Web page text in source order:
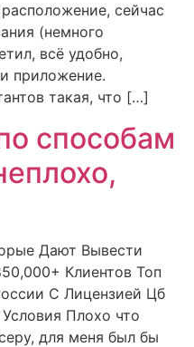
сейчас
(немного
всё удобно,
приложение.
такая, что […]
способам
Дают Вывести
Клиентов Топ
С Лицензией Цб
Плохо что
для меня был бы